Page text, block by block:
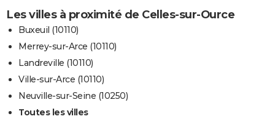
Les villes à proximité de Celles-sur-Ource
Buxeuil (10110)
Merrey-sur-Arce (10110)
Landreville (10110)
Ville-sur-Arce (10110)
Neuville-sur-Seine (10250)
Toutes les villes